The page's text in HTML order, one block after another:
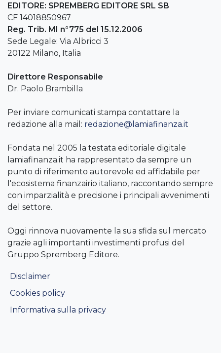
EDITORE: SPREMBERG EDITORE SRL SB
CF 14018850967
Reg. Trib. MI n°775 del 15.12.2006
Sede Legale: Via Albricci 3
20122 Milano, Italia
Direttore Responsabile
Dr. Paolo Brambilla
Per inviare comunicati stampa contattare la
redazione alla mail: redazione@lamiafinanza.it
Fondata nel 2005 la testata editoriale digitale
lamiafinanza.it ha rappresentato da sempre un
punto di riferimento autorevole ed affidabile per
l'ecosistema finanzairio italiano, raccontando sempre
con imparzialità e precisione i principali avvenimenti
del settore.
Oggi rinnova nuovamente la sua sfida sul mercato
grazie agli importanti investimenti profusi del
Gruppo Spremberg Editore.
Disclaimer
Cookies policy
Informativa sulla privacy